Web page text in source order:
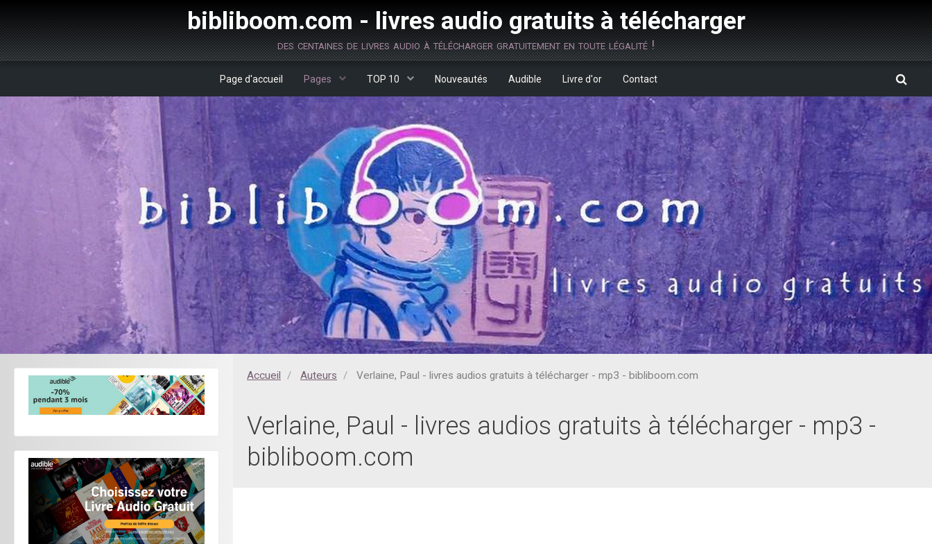
bibliboom.com - livres audio gratuits à télécharger
des centaines de livres audio à télécharger gratuitement en toute légalité !
Page d'accueil Pages TOP 10 Nouveautés Audible Livre d'or Contact
Accueil Auteurs Verlaine, Paul - livres audios gratuits à télécharger - mp3 - bibliboom.com
Verlaine, Paul - livres audios gratuits à télécharger - mp3 -
bibliboom.com